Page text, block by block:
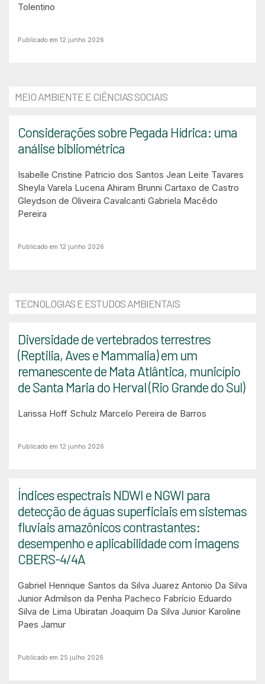
Tolentino
Publicado em 12 junho 2026
MEIO AMBIENTE E CIÊNCIAS SOCIAIS
Considerações sobre Pegada Hídrica: uma
análise bibliométrica
Isabelle Cristine Patricio dos Santos Jean Leite Tavares
Sheyla Varela Lucena Ahiram Brunni Cartaxo de Castro
Gleydson de Oliveira Cavalcanti Gabriela Macêdo
Pereira
Publicado em 12 junho 2026
TECNOLOGIAS E ESTUDOS AMBIENTAIS
Diversidade de vertebrados terrestres
(Reptilia, Aves e Mammalia) em um
remanescente de Mata Atlântica, município
de Santa Maria do Herval (Rio Grande do Sul)
Larissa Hoff Schulz Marcelo Pereira de Barros
Publicado em 12 junho 2026
Índices espectrais NDWI e NGWI para
detecção de águas superficiais em sistemas
fluviais amazônicos contrastantes:
desempenho e aplicabilidade com imagens
CBERS-4/4A
Gabriel Henrique Santos da Silva Juarez Antonio Da Silva
Junior Admilson da Penha Pacheco Fabrício Eduardo
Silva de Lima Ubiratan Joaquim Da Silva Junior Karoline
Paes Jamur
Publicado em 25 julho 2026